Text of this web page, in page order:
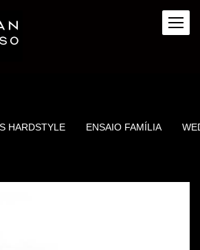
HARDSTYLE ENSAIO FAMÍLIA